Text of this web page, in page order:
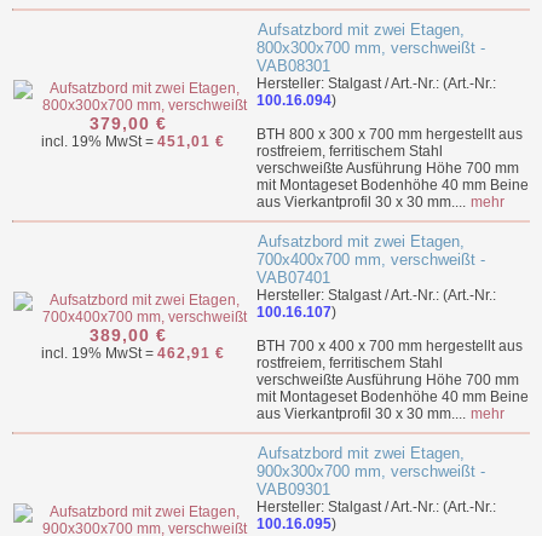
379,00 €
incl. 19% MwSt = 451,01 €
Aufsatzbord mit zwei Etagen,
800x300x700 mm, verschweißt -
VAB08301
Hersteller: Stalgast / Art.-Nr.: (Art.-Nr.:
100.16.094)
BTH 800 x 300 x 700 mm hergestellt aus
rostfreiem, ferritischem Stahl
verschweißte Ausführung Höhe 700 mm
mit Montageset Bodenhöhe 40 mm Beine
aus Vierkantprofil 30 x 30 mm.... mehr
389,00 €
incl. 19% MwSt = 462,91 €
Aufsatzbord mit zwei Etagen,
700x400x700 mm, verschweißt -
VAB07401
Hersteller: Stalgast / Art.-Nr.: (Art.-Nr.:
100.16.107)
BTH 700 x 400 x 700 mm hergestellt aus
rostfreiem, ferritischem Stahl
verschweißte Ausführung Höhe 700 mm
mit Montageset Bodenhöhe 40 mm Beine
aus Vierkantprofil 30 x 30 mm.... mehr
Aufsatzbord mit zwei Etagen,
900x300x700 mm, verschweißt -
VAB09301
Hersteller: Stalgast / Art.-Nr.: (Art.-Nr.:
100.16.095)